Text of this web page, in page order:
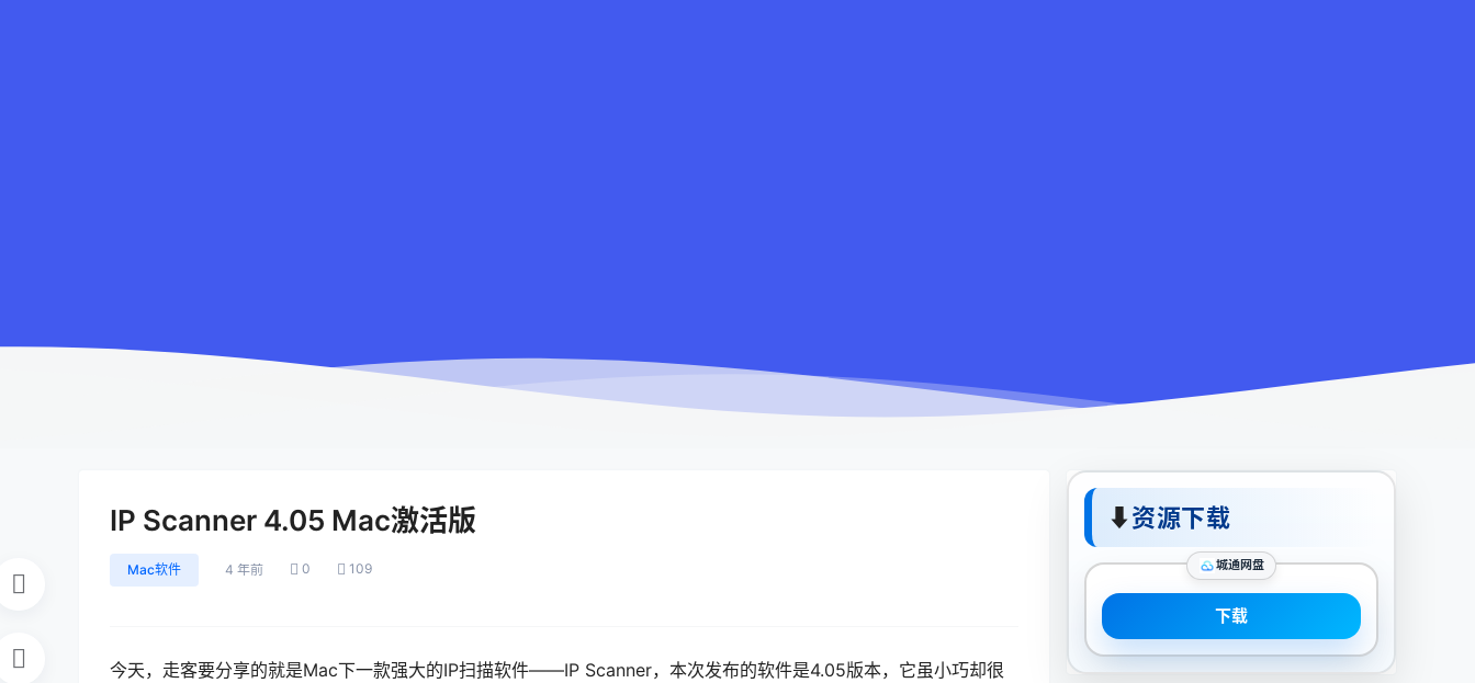
IP Scanner 4.05 Mac激活版
Mac软件 4 年前 0 109
今天，走客要分享的就是Mac下一款强大的IP扫描软件——IP Scanner，本次发布的软件是4.05版本，它虽小巧却很
⬇资源下载
城通网盘
下载